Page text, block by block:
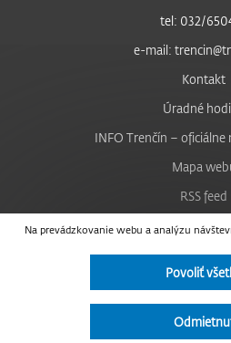
Na prevádzkovanie webu a analýzu
Povoliť
tel: 032/6504
e-mail:
Kontakt
Úradné
INFO Trenčín – oficiálne
Mapa
RSS feed
Nastavenie
Facebook
Instagram